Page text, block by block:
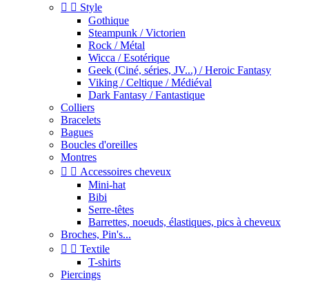
  Style
Gothique
Steampunk / Victorien
Rock / Métal
Wicca / Esotérique
Geek (Ciné, séries, JV...) / Heroic Fantasy
Viking / Celtique / Médiéval
Dark Fantasy / Fantastique
Colliers
Bracelets
Bagues
Boucles d'oreilles
Montres
  Accessoires cheveux
Mini-hat
Bibi
Serre-têtes
Barrettes, noeuds, élastiques, pics à cheveux
Broches, Pin's...
  Textile
T-shirts
Piercings